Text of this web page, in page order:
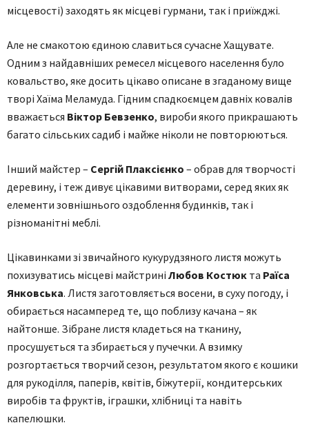
місцевості) заходять як місцеві гурмани, так і приїжджі.
Але не смакотою єдиною славиться сучасне Хащувате.
Одним з найдавніших ремесел місцевого населення було
ковальство, яке досить цікаво описане в згаданому вище
творі Хаїма Меламуда. Гідним спадкоємцем давніх ковалів
вважається Віктор Бевзенко, вироби якого прикрашають
багато сільських садиб і майже ніколи не повторюються.
Інший майстер – Сергій Плаксієнко – обрав для творчості
деревину, і теж дивує цікавими витворами, серед яких як
елементи зовнішнього оздоблення будинків, так і
різноманітні меблі.
Цікавинками зі звичайного кукурудзяного листя можуть
похизуватись місцеві майстрині Любов Костюк та Раїса
Янковська. Листя заготовляється восени, в суху погоду, і
обирається насамперед те, що поблизу качана – як
найтонше. Зібране листя кладеться на тканину,
просушується та збирається у пучечки. А взимку
розгортається творчий сезон, результатом якого є кошики
для рукоділля, паперів, квітів, біжутерії, кондитерських
виробів та фруктів, іграшки, хлібниці та навіть
капелюшки.